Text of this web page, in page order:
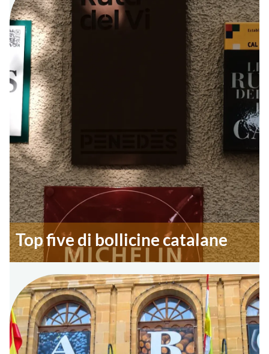
Top five di bollicine catalane